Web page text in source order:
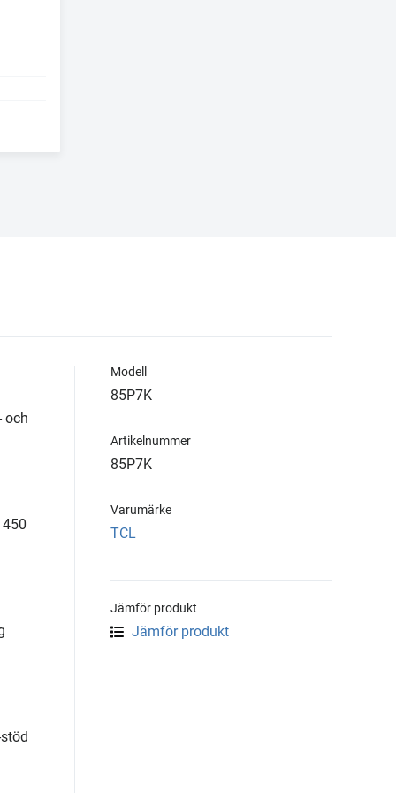
och
Modell
85P7K
Artikelnummer
85P7K
Varumärke
TCL
Jämför produkt
Jämför produkt